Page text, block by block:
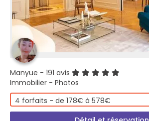
Manyue - 191 avis
Immobilier - Photos
4 forfaits - de 178€ à 578€